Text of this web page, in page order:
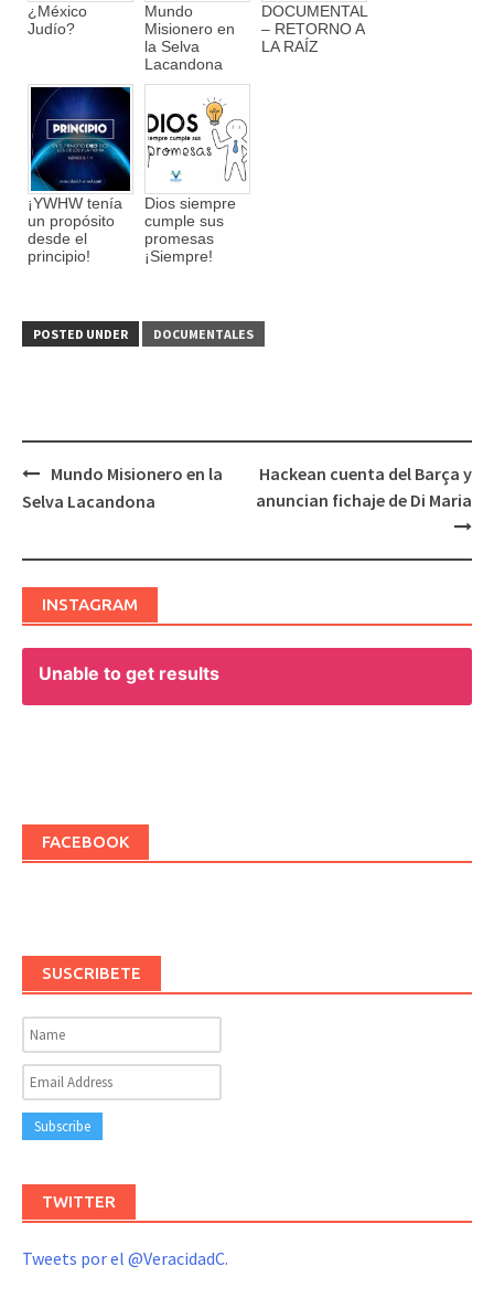
¿México
Judío?
Mundo
Misionero en
la Selva
Lacandona
DOCUMENTAL
– RETORNO A
LA RAÍZ
¡YWHW tenía
un propósito
desde el
principio!
Dios siempre
cumple sus
promesas
¡Siempre!
POSTED UNDER DOCUMENTALES
Post
Mundo Misionero en la
Selva Lacandona
Hackean cuenta del Barça y
anuncian fichaje de Di Maria
INSTAGRAM
Unable to get results
FACEBOOK
SUSCRIBETE
TWITTER
Tweets por el @VeracidadC.